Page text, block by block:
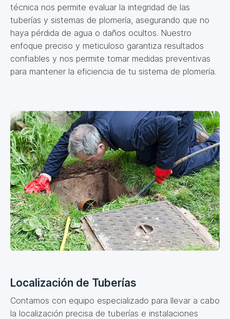
técnica nos permite evaluar la integridad de las
tuberías y sistemas de plomería, asegurando que no
haya pérdida de agua o daños ocultos. Nuestro
enfoque preciso y meticuloso garantiza resultados
confiables y nos permite tomar medidas preventivas
para mantener la eficiencia de tu sistema de plomería.
Localización de Tuberías
Contamos con equipo especializado para llevar a cabo
la localización precisa de tuberías e instalaciones